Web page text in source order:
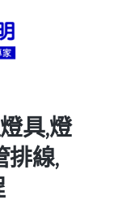
具,燈
排線,